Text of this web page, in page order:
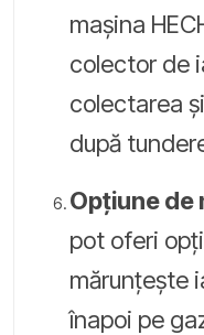
mașina
colector de
colectarea
după
Opțiune de
pot oferi
mărunțește
înapoi pe